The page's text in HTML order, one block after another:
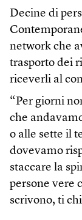
Decine di
network che
trasporto dei
riceverli al
“Per giorni
che
o alle sette il
dovevamo
staccare la
persone vere
scrivono, ti